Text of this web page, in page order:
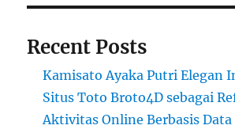
Recent Posts
Kamisato Ayaka Putri Elegan
Situs Toto Broto4D sebagai
Aktivitas Online Berbasis Data